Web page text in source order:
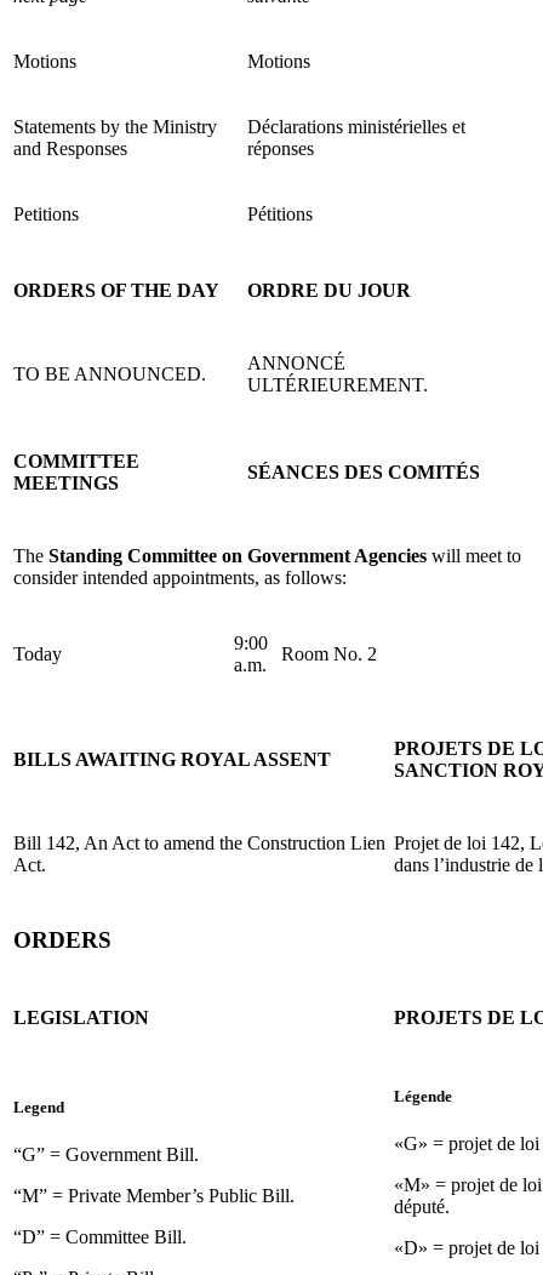
Motions Motions
Statements by the Ministry
and Responses
Déclarations ministérielles et
réponses
Petitions Pétitions
ORDERS OF THE DAY ORDRE DU JOUR
TO BE ANNOUNCED.
ANNONCÉ
ULTÉRIEUREMENT.
COMMITTEE
MEETINGS
SÉANCES DES COMITÉS
The Standing Committee on Government Agencies will meet to
consider intended appointments, as follows:
Today
9:00
a.m.
Room No. 2
BILLS AWAITING ROYAL ASSENT
PROJETS DE
SANCTION
Bill 142, An Act to amend the Construction Lien
Act.
Projet de loi 142,
dans l’industrie de
ORDERS
LEGISLATION PROJETS DE
Legend
“G” = Government Bill.
“M” = Private Member’s Public Bill.
“D” = Committee Bill.
Légende
«G» = projet de
«M» = projet de loi
député.
«D» = projet de loi